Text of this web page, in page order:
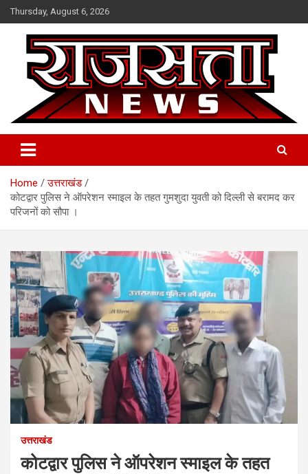
Skip
to
content
Thursday, August 6, 2026
Raj Satta News
Home
उत्तराखंड
कोटद्वार पुलिस ने ऑपरेशन स्माइल के तहत गुमशुदा युवती को दिल्ली से बरामद कर
परिजनों को सौपा ।
उत्तराखंड
कोटद्वार पुलिस ने ऑपरेशन स्माइल के तहत